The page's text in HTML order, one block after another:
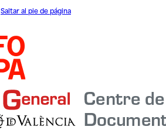
Saltar al pie de página